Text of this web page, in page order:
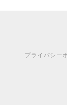
プライバシー